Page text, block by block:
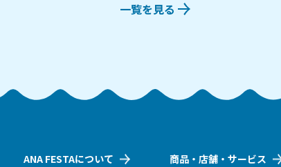
一覧を見る
ANA FESTAについて 商品・店舗・サービス